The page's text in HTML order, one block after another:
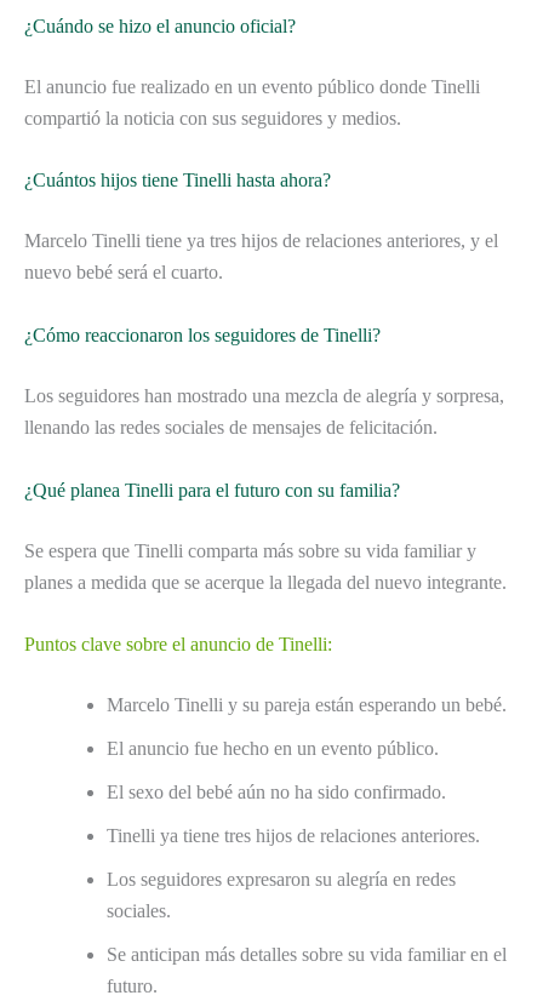
¿Cuándo se hizo el anuncio oficial?
El anuncio fue realizado en un evento público donde Tinelli
compartió la noticia con sus seguidores y medios.
¿Cuántos hijos tiene Tinelli hasta ahora?
Marcelo Tinelli tiene ya tres hijos de relaciones anteriores, y el
nuevo bebé será el cuarto.
¿Cómo reaccionaron los seguidores de Tinelli?
Los seguidores han mostrado una mezcla de alegría y sorpresa,
llenando las redes sociales de mensajes de felicitación.
¿Qué planea Tinelli para el futuro con su familia?
Se espera que Tinelli comparta más sobre su vida familiar y
planes a medida que se acerque la llegada del nuevo integrante.
Puntos clave sobre el anuncio de Tinelli:
Marcelo Tinelli y su pareja están esperando un bebé.
El anuncio fue hecho en un evento público.
El sexo del bebé aún no ha sido confirmado.
Tinelli ya tiene tres hijos de relaciones anteriores.
Los seguidores expresaron su alegría en redes
sociales.
Se anticipan más detalles sobre su vida familiar en el
futuro.